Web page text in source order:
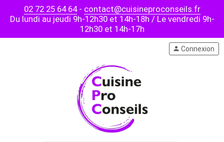
02 72 25 64 64- contact@cuisineproconseils.fr
Du lundi au jeudi 9h-12h30 et 14h-18h / Le vendredi 9h-
12h30 et 14h-17h
person Connexion